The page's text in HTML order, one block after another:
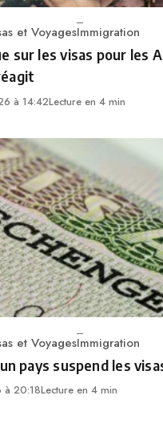
et VoyagesImmigration
sur les visas pour les
à 14:42Lecture en 4 min
et VoyagesImmigration
pays suspend les
à 20:18Lecture en 4 min